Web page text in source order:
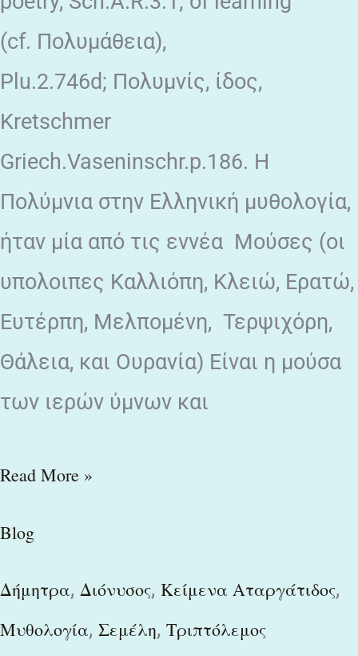
(cf. Πολυμάθεια),
Plu.2.746d; Πολυμνίς, ίδος,
Kretschmer
Griech.Vaseninschr.p.186. Η
Πολύμνια στην Ελληνική μυθολογία,
ήταν μία από τις εννέα Μούσες (οι
υπολοιπες Καλλιόπη, Κλειώ, Ερατώ,
Ευτέρπη, Μελπομένη, Τερψιχόρη,
Θάλεια, και Ουρανία) Είναι η μούσα
των ιερών ύμνων και
Read More »
Blog
Δήμητρα, Διόνυσος, Κείμενα Αταργάτιδος,
Μυθολογία, Σεμέλη, Τριπτόλεμος